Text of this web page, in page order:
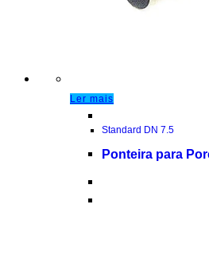
Ler mais
Standard DN 7.5
Ponteira para